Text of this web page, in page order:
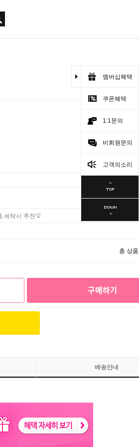
멤버십혜택
쿠폰혜택
1:1문의
비회원문의
고객의소리
총 상품
구매하기
배송안내